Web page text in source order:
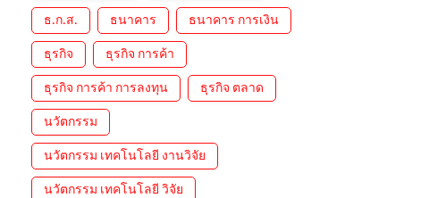
ธ.ก.ส. ธนาคาร ธนาคาร การเงิน
ธุรกิจ ธุรกิจ การค้า
ธุรกิจ การค้า การลงทุน ธุรกิจ ตลาด
นวัตกรรม
นวัตกรรม เทคโนโลยี งานวิจัย
นวัตกรรม เทคโนโลยี วิจัย